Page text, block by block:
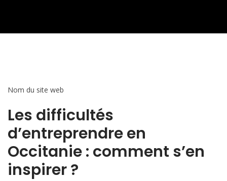
Nom du site web
Les difficultés
d’entreprendre en
Occitanie : comment s’en
inspirer ?